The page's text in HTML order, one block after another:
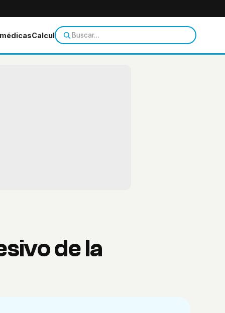
CalculadorasTemas de salud
de la